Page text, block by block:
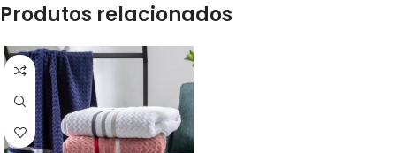
Produtos relacionados